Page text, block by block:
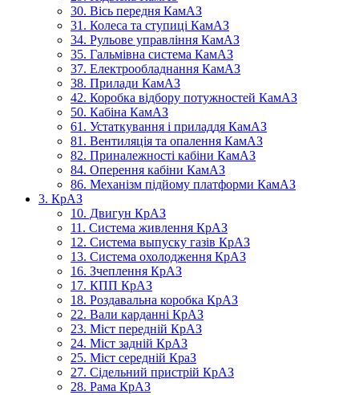
30. Вісь передня КамАЗ
31. Колеса та ступиці КамАЗ
34. Рульове управління КамАЗ
35. Гальмівна система КамАЗ
37. Електрообладнання КамАЗ
38. Прилади КамАЗ
42. Коробка відбору потужностей КамАЗ
50. Кабіна КамАЗ
61. Устаткування і приладдя КамАЗ
81. Вентиляція та опалення КамАЗ
82. Приналежності кабіни КамАЗ
84. Оперення кабіни КамАЗ
86. Механізм підйому платформи КамАЗ
3. КрАЗ
10. Двигун КрАЗ
11. Система живлення КрАЗ
12. Система выпуску газів КрАЗ
13. Система охолодження КрАЗ
16. Зчеплення КрАЗ
17. КПП КрАЗ
18. Роздавальна коробка КрАЗ
22. Вали карданні КрАЗ
23. Міст передній КрАЗ
24. Міст задній КрАЗ
25. Міст середній КраЗ
27. Сідельний пристрій КрАЗ
28. Рама КрАЗ